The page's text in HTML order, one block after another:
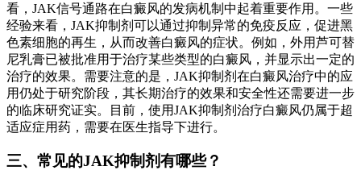
看，JAK信号通路在白癜风的发病机制中起着重要作用。一些
经验来看，JAK抑制剂可以通过抑制异常的免疫反应，促进黑
色素细胞的再生，从而改善白癜风的症状。例如，外用芦可替
尼乳膏已被批准用于治疗某些类型的白癜风，并显示出一定的
治疗的效果。需要注意的是，JAK抑制剂在白癜风治疗中的应
用仍处于研究阶段，其长期治疗的效果和安全性还需要进一步
的临床研究证实。目前，使用JAK抑制剂治疗白癜风仍属于超
适应症用药，需要在医生指导下进行。
三、常见的JAK抑制剂有哪些？